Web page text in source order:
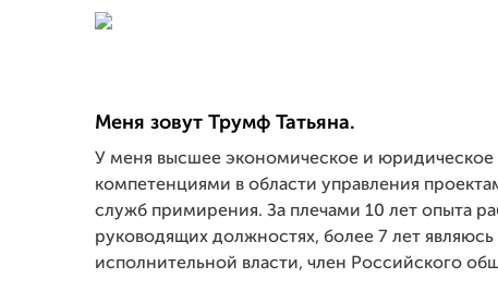
Меня зовут Трумф Татьяна.
У меня высшее экономическое и
компетенциями в области управления
служб примирения. За плечами 10 лет опыта
руководящих должностях, более 7 лет
исполнительной власти, член Российского